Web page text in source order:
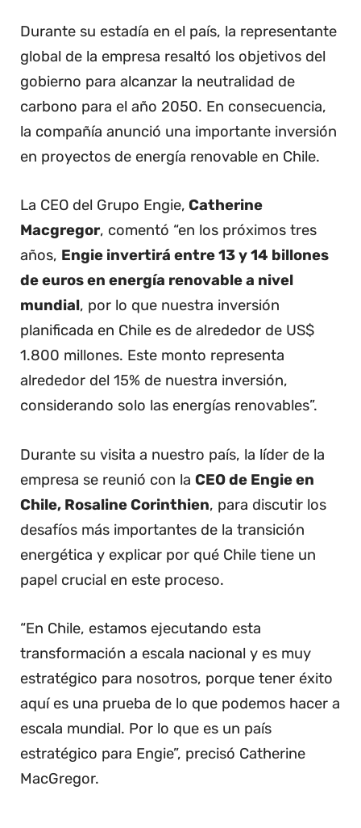
Durante su estadía en el país, la representante
global de la empresa resaltó los objetivos del
gobierno para alcanzar la neutralidad de
carbono para el año 2050. En consecuencia,
la compañía anunció una importante inversión
en proyectos de energía renovable en Chile.
La CEO del Grupo Engie, Catherine
Macgregor, comentó “en los próximos tres
años, Engie invertirá entre 13 y 14 billones
de euros en energía renovable a nivel
mundial, por lo que nuestra inversión
planificada en Chile es de alrededor de US$
1.800 millones. Este monto representa
alrededor del 15% de nuestra inversión,
considerando solo las energías renovables”.
Durante su visita a nuestro país, la líder de la
empresa se reunió con la CEO de Engie en
Chile, Rosaline Corinthien, para discutir los
desafíos más importantes de la transición
energética y explicar por qué Chile tiene un
papel crucial en este proceso.
“En Chile, estamos ejecutando esta
transformación a escala nacional y es muy
estratégico para nosotros, porque tener éxito
aquí es una prueba de lo que podemos hacer a
escala mundial. Por lo que es un país
estratégico para Engie”, precisó Catherine
MacGregor.